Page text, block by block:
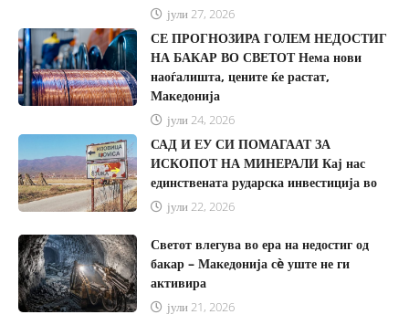
јули 27, 2026
СЕ ПРОГНОЗИРА ГОЛЕМ НЕДОСТИГ
НА БАКАР ВО СВЕТОТ Нема нови
наоѓалишта, цените ќе растат,
Македонија
јули 24, 2026
САД И ЕУ СИ ПОМАГААТ ЗА
ИСКОПОТ НА МИНЕРАЛИ Кај нас
единствената рударска инвестиција во
јули 22, 2026
Светот влегува во ера на недостиг од
бакар – Македонија сè уште не ги
активира
јули 21, 2026